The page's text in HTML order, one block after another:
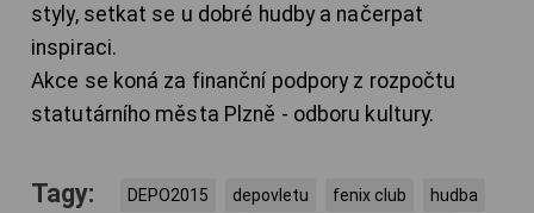
styly, setkat se u dobré hudby a načerpat
inspiraci.
Akce se koná za finanční podpory z rozpočtu
statutárního města Plzně - odboru kultury.
Tagy: DEPO2015 depovletu fenix club hudba